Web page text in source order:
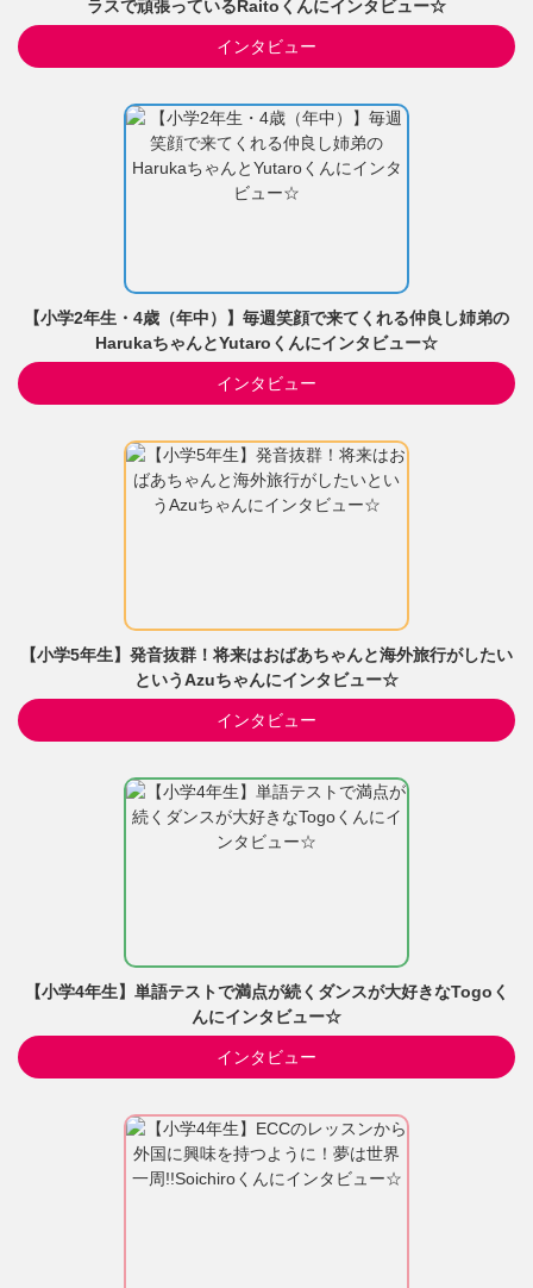
ラスで頑張っているRaitoくんにインタビュー☆
インタビュー
【小学2年生・4歳（年中）】毎週笑顔で来てくれる仲良し姉弟の
HarukaちゃんとYutaroくんにインタビュー☆
インタビュー
【小学5年生】発音抜群！将来はおばあちゃんと海外旅行がしたい
というAzuちゃんにインタビュー☆
インタビュー
【小学4年生】単語テストで満点が続くダンスが大好きなTogoく
んにインタビュー☆
インタビュー